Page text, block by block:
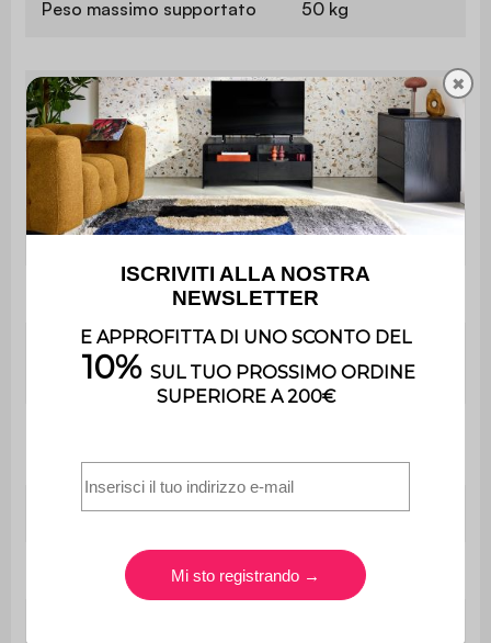
Peso massimo supportato 50 kg
Contiene
legno
Sì
Utilizzo Interno
Uso Utilizzo esclusivamente domestico
2 anni
Montaggio
Il prodotto è già assemblato, nel
suo imballaggio d'origine.
Sedia L 46 x P 39,5 x H 55 cm
L 31 x P 31 cm
✖